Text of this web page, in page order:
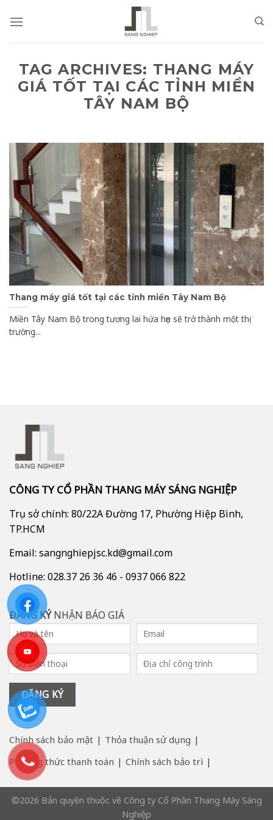
TAG ARCHIVES: THANG MÁY
GIÁ TỐT TẠI CÁC TỈNH MIỀN
TÂY NAM BỘ
Thang máy giá tốt tại các tỉnh miền Tây Nam Bộ
Miền Tây Nam Bộ trong tương lai hứa hẹn sẽ trở thành một thị
trường...
CÔNG TY CỔ PHẦN THANG MÁY SÁNG NGHIỆP
Trụ sở chính: 80/22A Đường 17, Phường Hiệp Bình,
TP.HCM
Email: sangnghiepjsc.kd@gmail.com
Hotline: 028.37 26 36 46 - 0937 066 822
ĐĂNG KÝNHẬN BÁO GIÁ
Chính sách bảo mật
Thỏa thuận sử dụng
Phương thức thanh toán
Chính sách bảo trì
©2026 Bản quyền thuộc về Công ty Cổ Phần Thang Máy Sáng
Nghiệp